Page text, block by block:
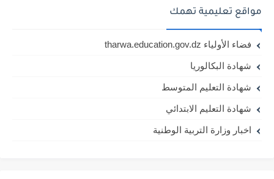
مواقع تعليمية تهمك
فضاء الأولياء tharwa.education.gov.dz
شهادة البكالوريا
شهادة التعليم المتوسط
شهادة التعليم الابتدائي
اخبار وزارة التربية الوطنية